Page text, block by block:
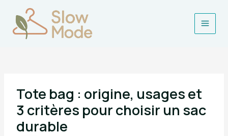
contenu
Main
Tote bag : origine, usages et
3 critères pour choisir un sac
durable